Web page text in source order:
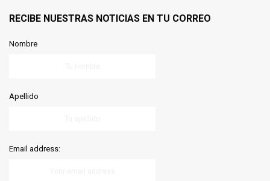
RECIBE NUESTRAS NOTICIAS EN TU CORREO
Nombre
Apellido
Email address: